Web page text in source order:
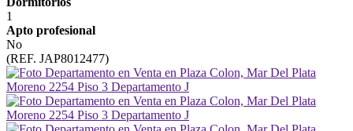
1
Apto profesional
No
(REF. JAP8012477)